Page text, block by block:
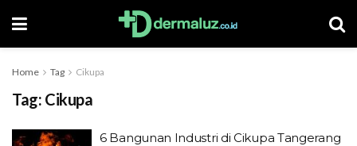
Home Tag Cikupa
Tag: Cikupa
6 Bangunan Industri di Cikupa Tangerang